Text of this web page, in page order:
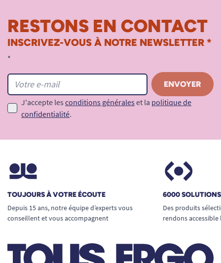
RESTONS EN CONTACT
INSCRIVEZ-VOUS À NOTRE NEWSLETTER *
*
J'accepte les conditions générales et la politique de
confidentialité.
TOUJOURS À VOTRE ÉCOUTE
Depuis 15 ans, notre équipe d’experts vous
conseillent et vous accompagnent
6000
Des produits
rendons